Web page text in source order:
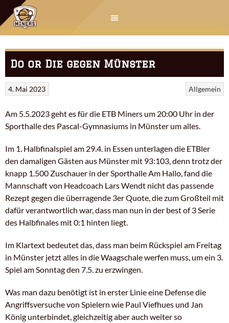
Springe
zum
Inhalt
Do or Die gegen Münster
Allgemein
4. Mai 2023
Am 5.5.2023 geht es für die ETB Miners um 20:00 Uhr in der
Sporthalle des Pascal-Gymnasiums in Münster um alles.
Im 1. Halbfinalspiel am 29.4. in Essen unterlagen die ETBler
den damaligen Gästen aus Münster mit 93:103, denn trotz der
knapp 1.500 Zuschauer in der Sporthalle Am Hallo, fand die
Mannschaft von Headcoach Lars Wendt nicht das passende
Rezept gegen die überragende 3er Quote, die zum Großteil mit
dafür verantwortlich war, dass man nun in der best of 3 Serie
des Halbfinales mit 0:1 hinten liegt.
Im Klartext bedeutet das, dass man beim Rückspiel am Freitag
in Münster jetzt alles in die Waagschale werfen muss, um ein 3.
Spiel am Sonntag den 7.5. zu erzwingen.
Was man dazu benötigt ist in erster Linie eine Defense die
Angriffsversuche von Spielern wie Paul Viefhues und Jan
König unterbindet, gleichzeitig aber auch weiter so